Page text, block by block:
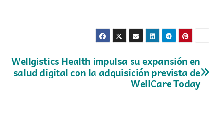
Wellgistics Health impulsa su expansión en
salud digital con la adquisición prevista de
WellCare Today